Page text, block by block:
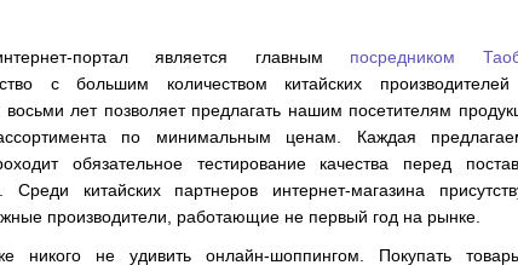
портал является главным посредником
с большим количеством китайских
восьми лет позволяет предлагать нашим посетителям
по минимальным ценам. Каждая
обязательное тестирование качества перед
Среди китайских партнеров интернет-магазина
производители, работающие не первый год на рынке.
никого не удивить онлайн-шоппингом. Покупать